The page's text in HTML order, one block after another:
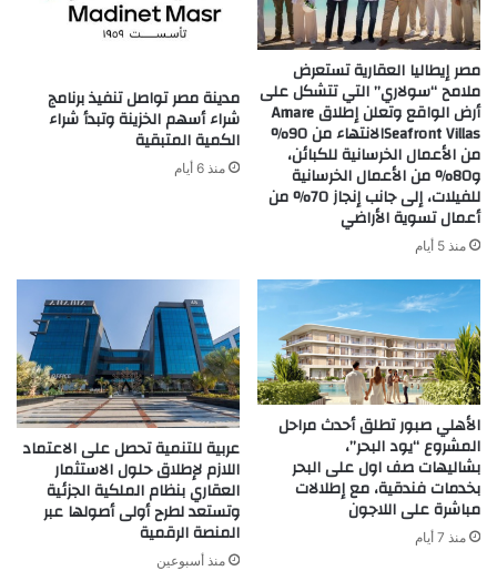
مصر إيطاليا العقارية تستعرض
ملامح “سولاري” التي تتشكل على
أرض الواقع وتعلن إطلاق Amare
Seafront Villasالانتهاء من 90%
من الأعمال الخرسانية للكبائن،
و80% من الأعمال الخرسانية
للفيلات، إلى جانب إنجاز 70% من
أعمال تسوية الأراضي
منذ 5 أيام
مدينة مصر تواصل تنفيذ برنامج
شراء أسهم الخزينة وتبدأ شراء
الكمية المتبقية
منذ 6 أيام
الأهلي صبور تطلق أحدث مراحل
المشروع “يود البحر”،
بشاليهات صف اول على البحر
بخدمات فندقية، مع إطلالات
مباشرة على اللاجون
منذ 7 أيام
عربية للتنمية تحصل على الاعتماد
اللازم لإطلاق حلول الاستثمار
العقاري بنظام الملكية الجزئية
وتستعد لطرح أولى أصولها عبر
المنصة الرقمية
منذ أسبوعين